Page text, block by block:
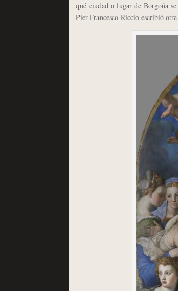
qué ciudad o lugar de Borgoña
Pier Francesco Riccio escribió